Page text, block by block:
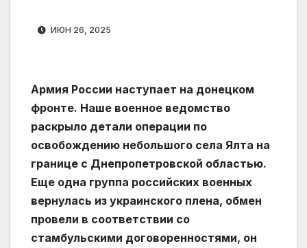
ИЮН 26, 2025
Армия России наступает на донецком
фронте. Наше военное ведомство
раскрыло детали операции по
освобождению небольшого села Ялта на
границе с Днепропетровской областью.
Еще одна группа российских военных
вернулась из украинского плена, обмен
провели в соответствии со
стамбульскими договоренностями, он